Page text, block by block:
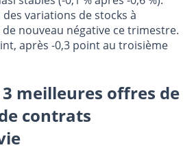
variations de stocks à
de nouveau négative ce trimestre.
après -0,3 point au troisième
3 meilleures offres de
contrats